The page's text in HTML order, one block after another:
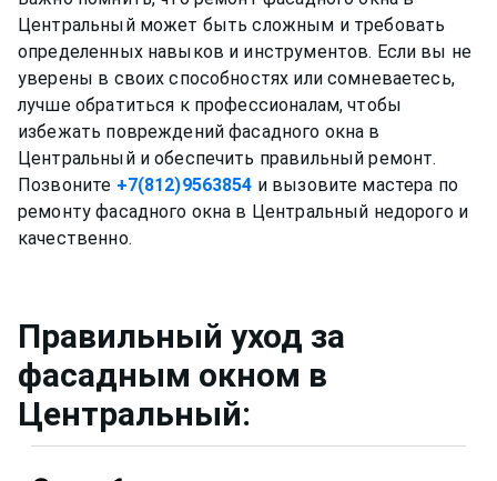
Центральный может быть сложным и требовать
определенных навыков и инструментов. Если вы не
уверены в своих способностях или сомневаетесь,
лучше обратиться к профессионалам, чтобы
избежать повреждений фасадного окна в
Центральный и обеспечить правильный ремонт.
Позвоните +7(812)9563854 и вызовите мастера по
ремонту фасадного окна в Центральный недорого и
Правильный уход за
фасадным окном в
Центральный: